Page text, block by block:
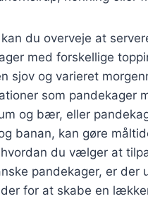
du overveje at
med forskellige
sjov og varieret
som pandekager
og bær, eller
banan, kan gøre
du vælger at
pandekager, er der
for at skabe en